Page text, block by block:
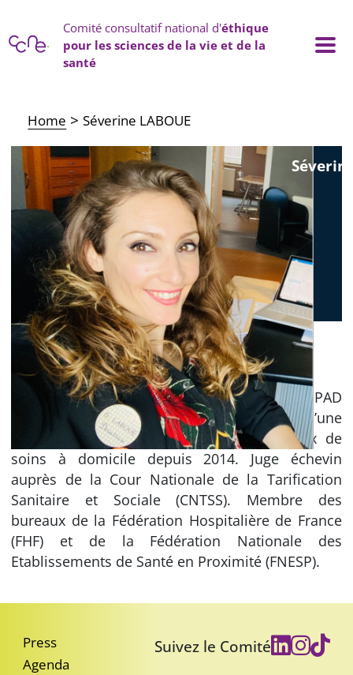
Comité consultatif national d'éthique
pour les sciences de la vie et de la
santé
Home Séverine LABOUE
Directrice d’établissement de santé et d’EHPAD
publics depuis 2009 et Présidente d’une
association (EOLLIS) de services et réseaux de
soins à domicile depuis 2014. Juge échevin
auprès de la Cour Nationale de la Tarification
Sanitaire et Sociale (CNTSS). Membre des
bureaux de la Fédération Hospitalière de France
(FHF) et de la Fédération Nationale des
Etablissements de Santé en Proximité (FNESP).
Press
Agenda
Suivez le Comité